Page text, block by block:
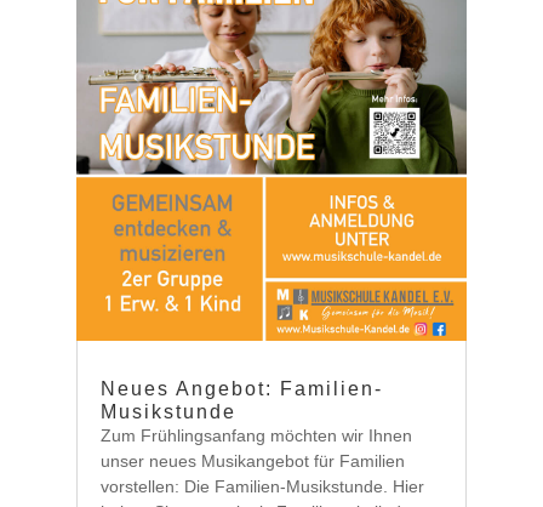
Neues Angebot: Familien-
Musikstunde
Zum Frühlingsanfang möchten wir Ihnen
unser neues Musikangebot für Familien
vorstellen: Die Familien-Musikstunde. Hier